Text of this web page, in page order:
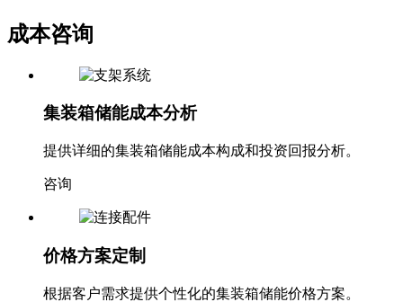
成本咨询
集装箱储能成本分析
提供详细的集装箱储能成本构成和投资回报分析。
咨询
价格方案定制
根据客户需求提供个性化的集装箱储能价格方案。